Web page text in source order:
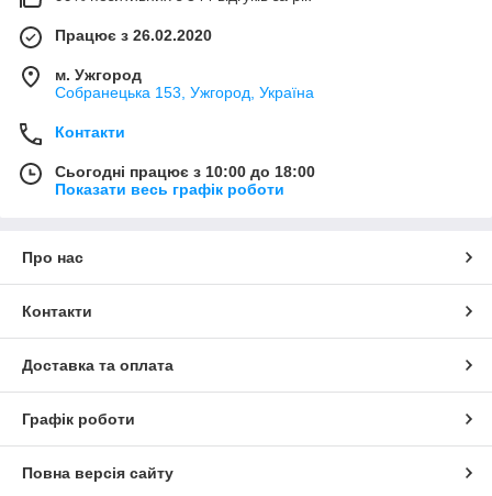
Працює з 26.02.2020
м. Ужгород
Собранецька 153, Ужгород, Україна
Контакти
Сьогодні працює з 10:00 до 18:00
Показати весь графік роботи
Про нас
Контакти
Доставка та оплата
Графік роботи
Повна версія сайту